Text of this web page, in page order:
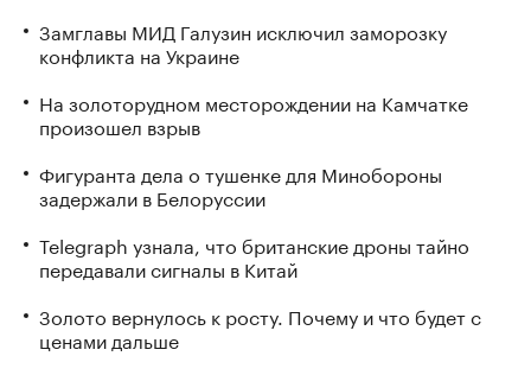
Замглавы МИД Галузин исключил заморозку
конфликта на Украине
На золоторудном месторождении на Камчатке
произошел взрыв
Фигуранта дела о тушенке для Минобороны
задержали в Белоруссии
Telegraph узнала, что британские дроны тайно
передавали сигналы в Китай
Золото вернулось к росту. Почему и что будет с
ценами дальше